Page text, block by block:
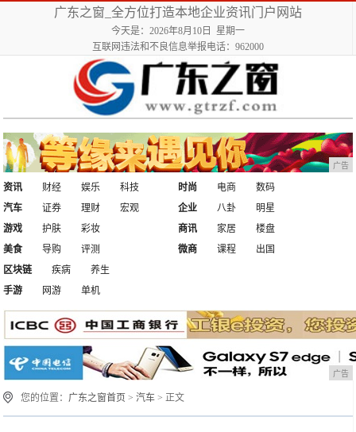
广东之窗_全方位打造本地企业资讯门户网站
今天是：2026年8月10日 星期一
互联网违法和不良信息举报电话：962000
广告
资讯 财经 娱乐
科技
汽车
证券 理财 宏观
时尚 电商
数码
企业
八卦
明星
游戏
护肤
彩妆
美食
导购 评测
商讯 家居
楼盘
微商
课程
出国
区块链
疾病
养生
手游
网游 单机
广告
您的位置： 广东之窗首页 >汽车 > 正文